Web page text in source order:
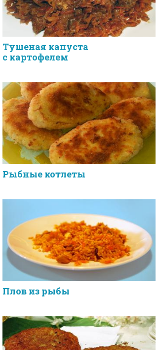
Тушеная капуста
с картофелем
Рыбные котлеты
Плов из рыбы